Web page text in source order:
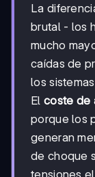
La
brutal - los
mucho
caídas de
los
El coste de
porque los
generan
de choque
tensiones